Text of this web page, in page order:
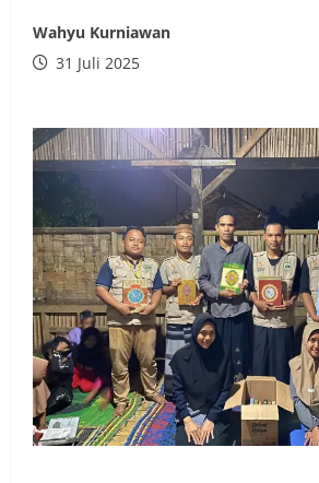
Wahyu Kurniawan
31 Juli 2025